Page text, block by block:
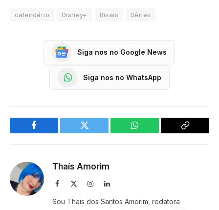
calendário Disney+ Rivais Séries
Siga nos no Google News
Siga nos no WhatsApp
Facebook Twitter WhatsApp
Copy
Thaís Amorim
Facebook InstagramLinkedIn
Sou Thais dos Santos Amorim, redatora